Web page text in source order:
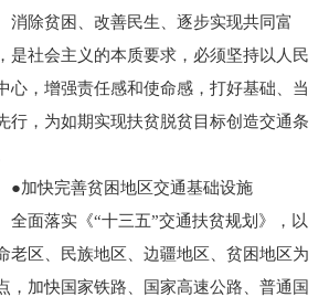
消除贫困、改善民生、逐步实现共同富
是社会主义的本质要求，必须坚持以人民
心，增强责任感和使命感，打好基础、当
行，为如期实现扶贫脱贫目标创造交通条
●加快完善贫困地区交通基础设施
全面落实《“十三五”交通扶贫规划》，以
老区、民族地区、边疆地区、贫困地区为
，加快国家铁路、国家高速公路、普通国